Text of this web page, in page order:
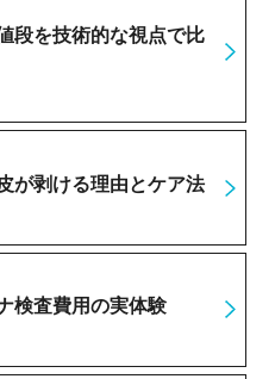
段を技術的な視点で比
が剥ける理由とケア法
検査費用の実体験